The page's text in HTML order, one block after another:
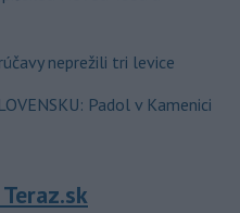
neprežili tri levice
Padol v Kamenici